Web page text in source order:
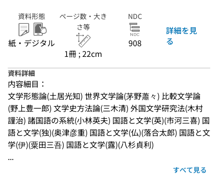
資料形態
紙・デジタル
ページ数・大き
さ等
1冊 ; 22cm
NDC
908
詳細を見
る
資料詳細
内容細目：
文学形態論(土居光知) 世界文学論(茅野蕭々) 比較文学論
(野上豊一郎) 文学史方法論(三木清) 外国文学研究法(木村
謹治) 諸国語の系統(小林英夫) 国語と文学(英)(市河三喜) 国
語と文学(独)(奥津彦重) 国語と文学(仏)(落合太郎) 国語と文
学(伊)(粟田三吾) 国語と文学(露)(八杉貞利)
...
すべて見る